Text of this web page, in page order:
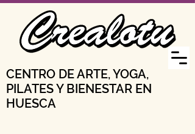
CENTRO DE ARTE, YOGA,
PILATES Y BIENESTAR EN
HUESCA